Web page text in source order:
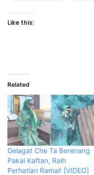
Like this:
Related
Gelagat Che Ta Berenang
Pakai Kaftan, Raih
Perhatian Ramai! [VIDEO]